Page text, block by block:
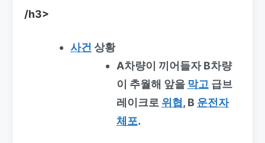
/h3>
사건 상황
A차량이 끼어들자 B차량
이 추월해 앞을 막고 급브
레이크로 위협, B 운전자
체포.